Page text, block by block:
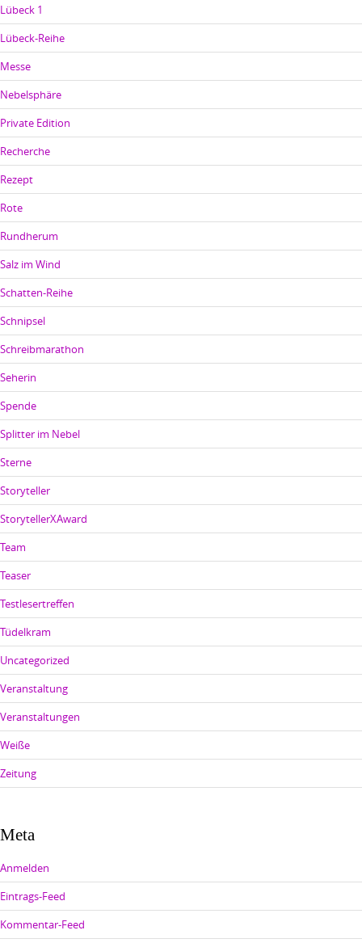
Lübeck 1
Lübeck-Reihe
Messe
Nebelsphäre
Private Edition
Recherche
Rezept
Rote
Rundherum
Salz im Wind
Schatten-Reihe
Schnipsel
Schreibmarathon
Seherin
Spende
Splitter im Nebel
Sterne
Storyteller
StorytellerXAward
Team
Teaser
Testlesertreffen
Tüdelkram
Uncategorized
Veranstaltung
Veranstaltungen
Weiße
Zeitung
Meta
Anmelden
Eintrags-Feed
Kommentar-Feed